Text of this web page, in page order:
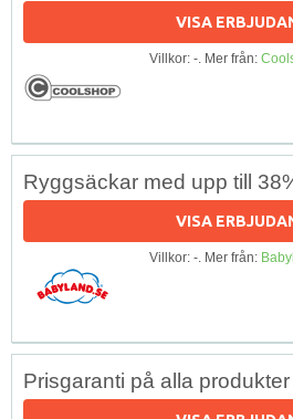
VISA
Villkor: -. Mer från:
Ryggsäckar med upp till
VISA
Villkor: -. Mer från:
Prisgaranti på alla produkter